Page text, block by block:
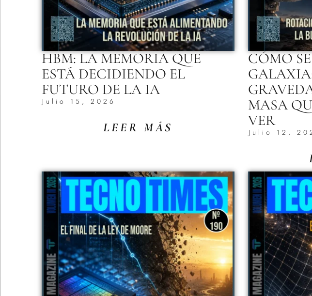
HBM: LA MEMORIA QUE
ESTÁ DECIDIENDO EL
FUTURO DE LA IA
Julio 15, 2026
LEER MÁS
CÓMO
MASA
VER
Julio 12,